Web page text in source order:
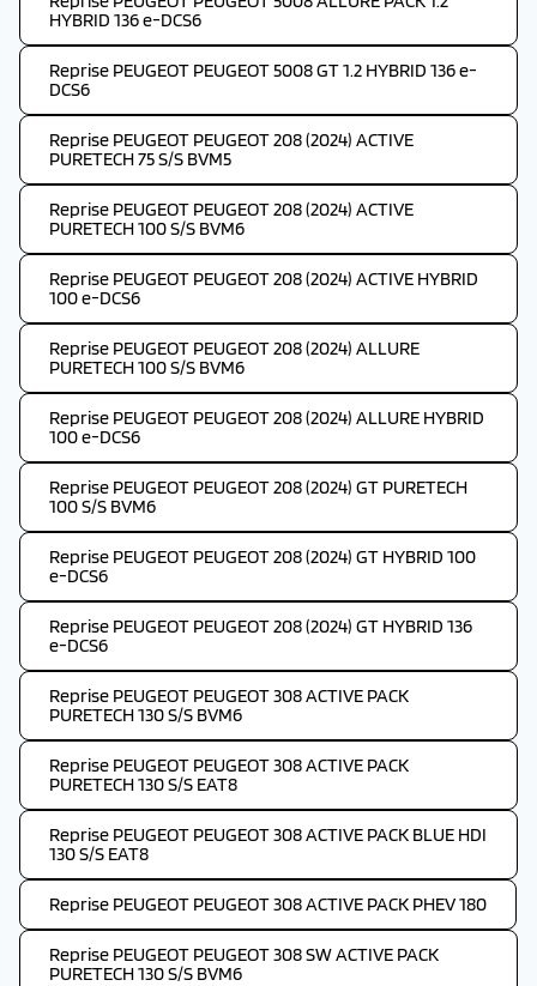
HYBRID 136 e-DCS6
Reprise PEUGEOT PEUGEOT 5008 GT 1.2 HYBRID 136 e-
DCS6
Reprise PEUGEOT PEUGEOT 208 (2024) ACTIVE
PURETECH 75 S/S BVM5
Reprise PEUGEOT PEUGEOT 208 (2024) ACTIVE
PURETECH 100 S/S BVM6
Reprise PEUGEOT PEUGEOT 208 (2024) ACTIVE HYBRID
100 e-DCS6
Reprise PEUGEOT PEUGEOT 208 (2024) ALLURE
PURETECH 100 S/S BVM6
Reprise PEUGEOT PEUGEOT 208 (2024) ALLURE HYBRID
100 e-DCS6
Reprise PEUGEOT PEUGEOT 208 (2024) GT PURETECH
100 S/S BVM6
Reprise PEUGEOT PEUGEOT 208 (2024) GT HYBRID 100
e-DCS6
Reprise PEUGEOT PEUGEOT 208 (2024) GT HYBRID 136
e-DCS6
Reprise PEUGEOT PEUGEOT 308 ACTIVE PACK
PURETECH 130 S/S BVM6
Reprise PEUGEOT PEUGEOT 308 ACTIVE PACK
PURETECH 130 S/S EAT8
Reprise PEUGEOT PEUGEOT 308 ACTIVE PACK BLUE HDI
130 S/S EAT8
Reprise PEUGEOT PEUGEOT 308 ACTIVE PACK PHEV 180
Reprise PEUGEOT PEUGEOT 308 SW ACTIVE PACK
PURETECH 130 S/S BVM6